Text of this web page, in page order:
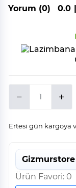
Yorum (0) 0.0 |
Ertesi gün kargoya
Gizmurstore
Ürün Favori: 0